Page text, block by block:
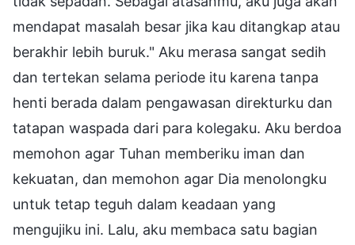
mendapat masalah besar jika kau ditangkap atau
berakhir lebih buruk." Aku merasa sangat sedih
dan tertekan selama periode itu karena tanpa
henti berada dalam pengawasan direkturku dan
tatapan waspada dari para kolegaku. Aku berdoa
memohon agar Tuhan memberiku iman dan
kekuatan, dan memohon agar Dia menolongku
untuk tetap teguh dalam keadaan yang
mengujiku ini. Lalu, aku membaca satu bagian